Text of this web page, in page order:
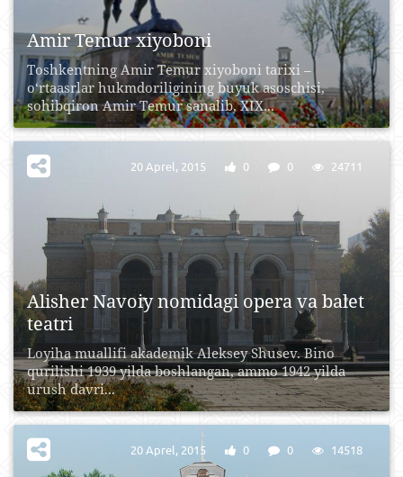
Amir Temur xiyoboni
Toshkentning Amir Temur xiyoboni tarixi –
o‘rtaasrlar hukmdoriligining buyuk asoschisi,
sohibqiron Amir Temur sanalib, XIX...
Alisher Navoiy nomidagi opera va balet
teatri
Loyiha muallifi akademik Aleksey Shusev. Bino
qurilishi 1939 yilda boshlangan, ammo 1942 yilda
urush davri...
20 Aprel, 2015 0 0 24711
20 Aprel, 2015 0 0 14518